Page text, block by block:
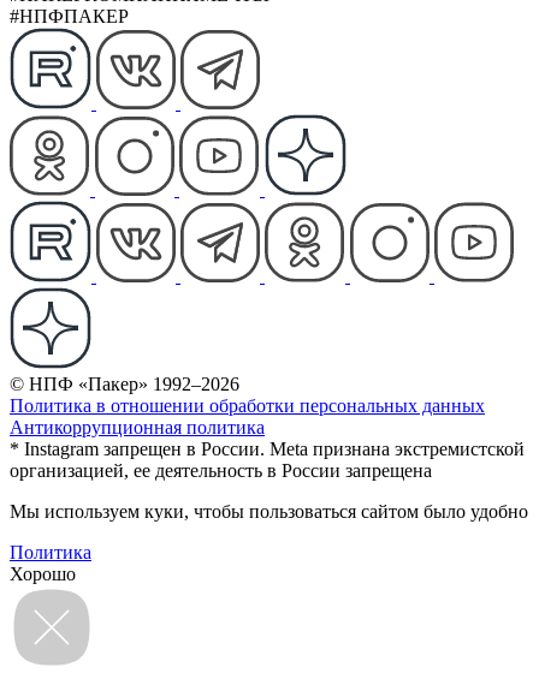
#НПФПАКЕР
© НПФ «Пакер» 1992–2026
Политика в отношении обработки персональных данных
Антикоррупционная политика
* Instagram запрещен в России. Meta признана экстремистской
организацией, ее деятельность в России запрещена
Мы используем куки, чтобы пользоваться сайтом было удобно
Политика
Хорошо